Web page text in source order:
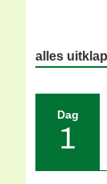
alles
Dag
1